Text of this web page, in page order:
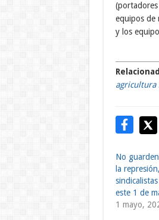
equipos de
y los
agricultura
No
la
este 1 de
1 mayo,